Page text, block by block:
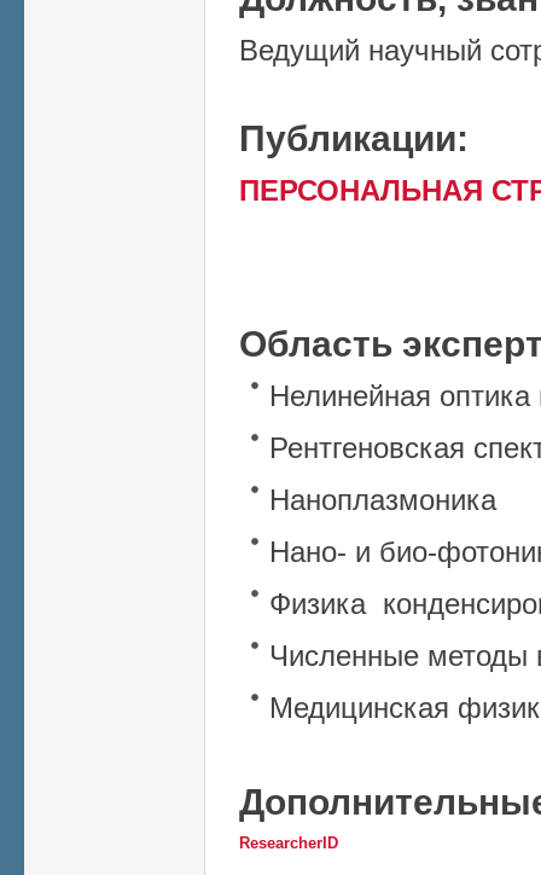
Ведущий научный
Публикации:
ПЕРСОНАЛЬНАЯ
Область
Нелинейная оптика
Рентгеновская
Наноплазмоника
Нано- и био-
Физика
Численные методы
Медицинская
ResearcherID